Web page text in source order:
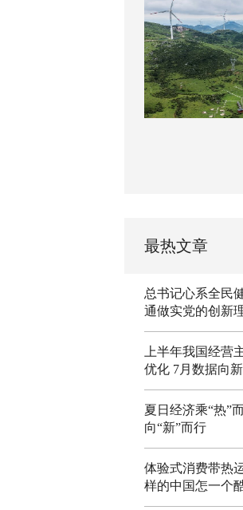
最热文章
总书记心系全民
通做实党的创新
上半年我国经营
优化 7月数据向
夏日经济乘“热”
向“新”而行
体验式消费带热
样的中国怎一个